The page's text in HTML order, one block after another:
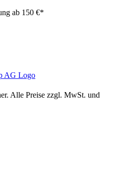
ab 150 €*
Alle Preise zzgl. MwSt. und